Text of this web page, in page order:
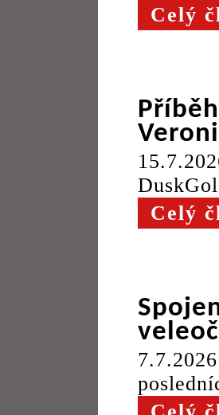
Celý
Celý